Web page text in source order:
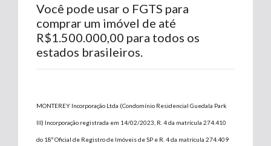
Você pode usar o FGTS para
comprar um imóvel de até
R$1.500.000,00 para todos os
estados brasileiros.
MONTEREY Incorporação Ltda (Condomínio Residencial Guedala Park
III) Incorporação registrada em 14/02/2023, R. 4 da matrícula 274.410
do 18º Oficial de Registro de Imóveis de SP e R. 4 da matrícula 274.409